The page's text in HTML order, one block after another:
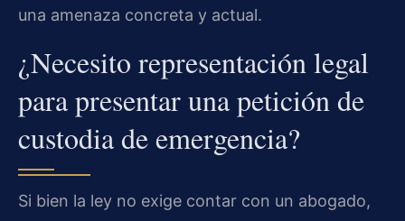
una amenaza concreta y actual.
¿Necesito representación legal
para presentar una petición de
custodia de emergencia?
Si bien la ley no exige contar con un abogado,